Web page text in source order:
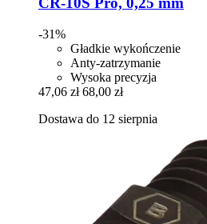
-31%
Gładkie wykończenie
Anty-zatrzymanie
Wysoka precyzja
47,06 zł 68,00 zł
Dostawa do 12 sierpnia